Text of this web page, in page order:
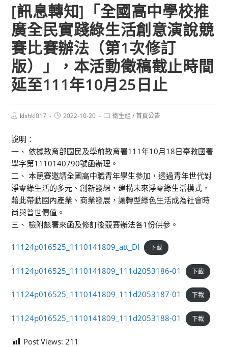
[訊息轉知]「全國高中學校推
廣全民實踐綠生活創意演說競
賽比賽辦法（第1次修訂
版）」，本活動徵稿截止時間
延至111年10月25日止
Postklshkl017
Post2022-10-20
Post衛生組 / 首頁公告
說明：
一、 依據教育部國民及學前教育署111年10月18日臺教國署
學字第1110140790號函辦理。
二、 本競賽邀請全國高中職青年學生參加，透過青年世代對
淨零綠生活的多元、創新發想，建構未來淨零綠生活模式，
藉此帶動國內產業、商業發展，讓轉型綠色生活成為社會時
尚與普世價值。
三、 檢附該署來函及修訂後競賽辦法各1份供參。
11124p016525_1110141809_att_DI 下載
11124p016525_1110141809_111d2053186-01 下載
11124p016525_1110141809_111d2053187-01 下載
11124p016525_1110141809_111d2053188-01 下載
Post Views: 211